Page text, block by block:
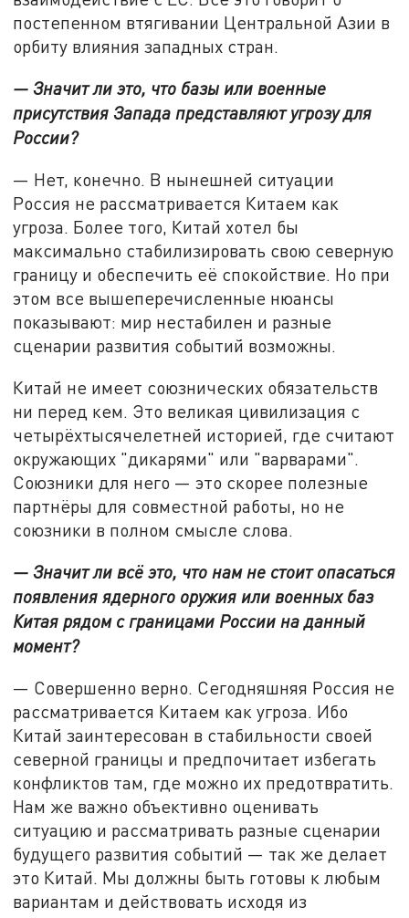
постепенном втягивании Центральной Азии в
орбиту влияния западных стран.
— Значит ли это, что базы или военные
присутствия Запада представляют угрозу для
России?
— Нет, конечно. В нынешней ситуации
Россия не рассматривается Китаем как
угроза. Более того, Китай хотел бы
максимально стабилизировать свою северную
границу и обеспечить её спокойствие. Но при
этом все вышеперечисленные нюансы
показывают: мир нестабилен и разные
сценарии развития событий возможны.
Китай не имеет союзнических обязательств
ни перед кем. Это великая цивилизация с
четырёхтысячелетней историей, где считают
окружающих "дикарями" или "варварами".
Союзники для него — это скорее полезные
партнёры для совместной работы, но не
союзники в полном смысле слова.
— Значит ли всё это, что нам не стоит опасаться
появления ядерного оружия или военных баз
Китая рядом с границами России на данный
момент?
— Совершенно верно. Сегодняшняя Россия не
рассматривается Китаем как угроза. Ибо
Китай заинтересован в стабильности своей
северной границы и предпочитает избегать
конфликтов там, где можно их предотвратить.
Нам же важно объективно оценивать
ситуацию и рассматривать разные сценарии
будущего развития событий — так же делает
это Китай. Мы должны быть готовы к любым
вариантам и действовать исходя из